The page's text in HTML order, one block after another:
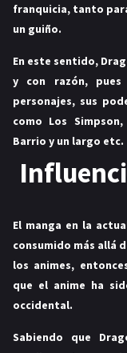
franquicia, tanto
un guiño.
En este sentido,
y con razón,
personajes, sus
como Los
Barrio y un largo etc.
El manga en la
consumido más allá
los animes,
que el anime ha
occidental.
Sabiendo que